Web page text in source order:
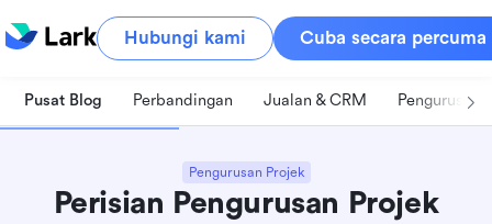
Hubungi kami Cuba secara percuma
Pusat Blog Perbandingan Jualan & CRM Pengurusan
Pengurusan Projek
Perisian Pengurusan Projek